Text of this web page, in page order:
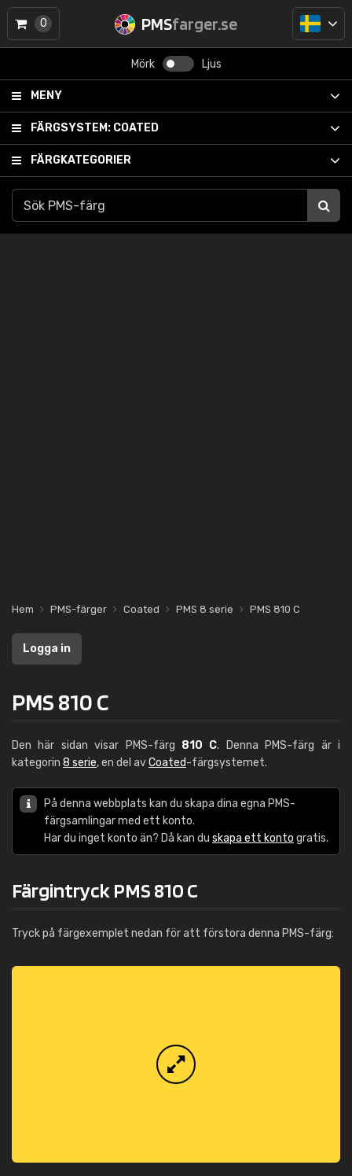
PMSfarger.se
Mörk Ljus
MENY
FÄRGSYSTEM: COATED
FÄRGKATEGORIER
0
Hem PMS-färger Coated PMS 8 serie PMS 810 C
Logga in
PMS 810 C
Den här sidan visar PMS-färg 810 C. Denna PMS-färg är i
kategorin 8 serie, en del avCoated-färgsystemet.
På denna webbplats kan du skapa dina egna PMS-
färgsamlingar med ett konto.
Har du inget konto än? Då kan du skapa ett konto gratis.
Färgintryck PMS 810 C
Tryck på färgexemplet nedan för att förstora denna PMS-färg: